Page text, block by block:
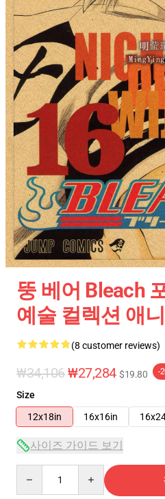
뚱 베어 Bleach
예술 컬렉션 애
(8 customer reviews)
₩34,106₩27,284 $19.80 -
Size
12x18in
16x16in
사이즈 가이드 보기